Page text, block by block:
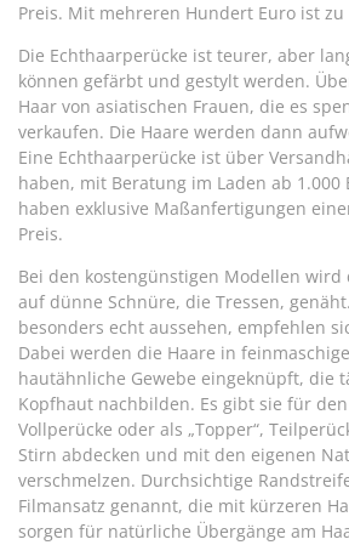
Preis. Mit mehreren Hundert Euro ist zu
Die Echthaarperücke ist teurer, aber
können gefärbt und gestylt werden.
Haar von asiatischen Frauen, die es
verkaufen. Die Haare werden dann
Eine Echthaarperücke ist über
haben, mit Beratung im Laden ab 1.000
haben exklusive Maßanfertigungen
Preis.
Bei den kostengünstigen Modellen wird
auf dünne Schnüre, die Tressen,
besonders echt aussehen, empfehlen
Dabei werden die Haare in
hautähnliche Gewebe eingeknüpft, die
Kopfhaut nachbilden. Es gibt sie für
Vollperücke oder als „Topper“,
Stirn abdecken und mit den eigenen
verschmelzen. Durchsichtige
Filmansatz genannt, die mit kürzeren
sorgen für natürliche Übergänge am